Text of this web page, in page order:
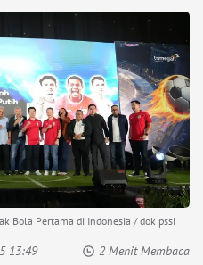
Bola Pertama di Indonesia / dok pssi
13:49 2 Menit Membaca